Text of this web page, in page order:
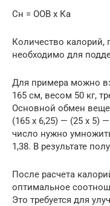
Сн = ООВ х Ка
Количество калорий,
необходимо для
Для примера можно
165 см, весом 50 кг,
Основной обмен
(165 х 6,25) — (25 х 5)
число нужно
1,38. В результате
После расчета
оптимальное
Это требуется для